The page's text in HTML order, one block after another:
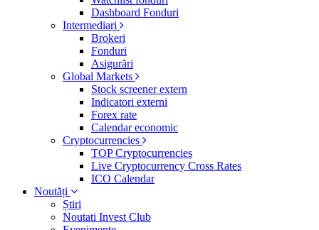
Dashboard Fonduri
Intermediari
Brokeri
Fonduri
Asigurări
Global Markets
Stock screener extern
Indicatori externi
Forex rate
Calendar economic
Cryptocurrencies
TOP Cryptocurrencies
Live Cryptocurrency Cross Rates
ICO Calendar
Noutăți
Știri
Noutati Invest Club